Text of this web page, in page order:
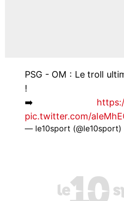
PSG - OM : Le troll
!
➡️
pic.twitter.com/
— le10sport (@le10sport)